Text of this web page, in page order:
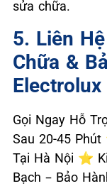
sửa chữa.
5. Liên
Chữa &
Electrolux
Gọi Ngay Hỗ
Sau 20-45
Tại Hà Nội ⭐
Bạch – Bảo